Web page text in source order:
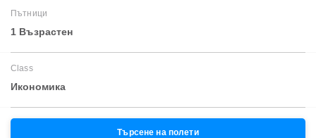
Пътници
1 Възрастен
Class
Икономика
Търсене на полети